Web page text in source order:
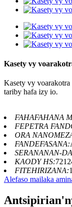
Kasety vy
Kasety vy voarakotra
tariby hafa izy io.
FAHAFAHANA
FEPETRA
ORA
FANDEFASANA:
SERANANAN-
KAODY HS:
FITEHIRIZANA:
Alefaso mailaka